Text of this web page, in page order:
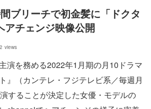
ブリーチで初金髪に「ドクタ
アチェンジ映像公開
views
演を務める2022年1月期の月10ドラマ
』（カンテレ・フジテレビ系／毎週月
することが決定した女優・モデルの